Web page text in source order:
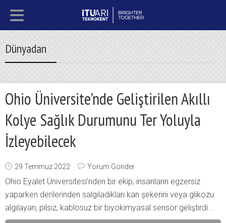
Dünyadan
Ohio Üniversite’nde Geliştirilen Akıllı
Kolye Sağlık Durumunu Ter Yoluyla
İzleyebilecek
29 Temmuz 2022 Yorum Gönder
Ohio Eyalet Üniversitesi’nden bir ekip, insanların egzersiz
yaparken derilerinden salgıladıkları kan şekerini veya glikozu
algılayan, pilsiz, kablosuz bir biyokimyasal sensör geliştirdi...